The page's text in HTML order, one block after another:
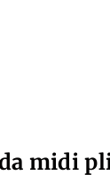
midi